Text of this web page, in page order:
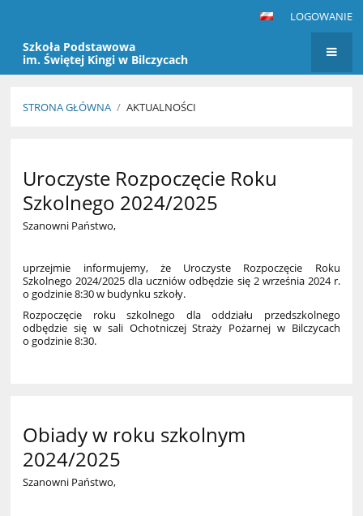
LOGOWANIE
Szkoła Podstawowa
im. Świętej Kingi w Bilczycach
STRONA GŁÓWNA / AKTUALNOŚCI
Uroczyste Rozpoczęcie Roku
Szkolnego 2024/2025
Szanowni Państwo,
uprzejmie informujemy, że Uroczyste Rozpoczęcie Roku
Szkolnego 2024/2025 dla uczniów odbędzie się 2 września 2024 r.
o godzinie 8:30 w budynku szkoły.
Rozpoczęcie roku szkolnego dla oddziału przedszkolnego
odbędzie się w sali Ochotniczej Straży Pożarnej w Bilczycach
o godzinie 8:30.
Obiady w roku szkolnym
2024/2025
Szanowni Państwo,